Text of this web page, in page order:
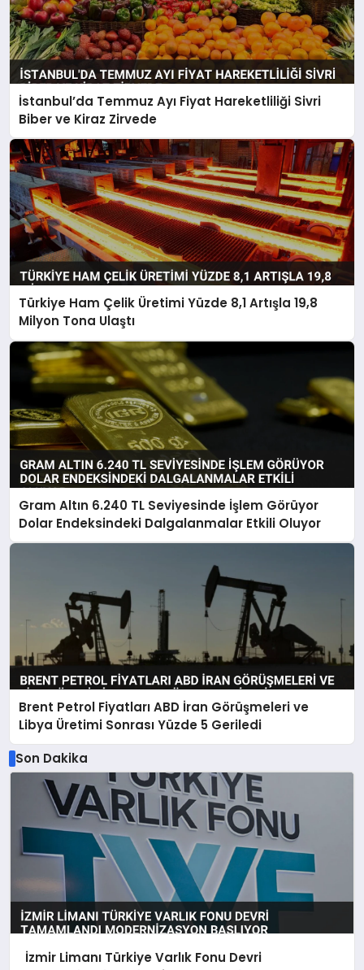
İstanbul’da Temmuz Ayı Fiyat Hareketliliği Sivri
Biber ve Kiraz Zirvede
Türkiye Ham Çelik Üretimi Yüzde 8,1 Artışla 19,8
Milyon Tona Ulaştı
Gram Altın 6.240 TL Seviyesinde İşlem Görüyor
Dolar Endeksindeki Dalgalanmalar Etkili Oluyor
Brent Petrol Fiyatları ABD İran Görüşmeleri ve
Libya Üretimi Sonrası Yüzde 5 Geriledi
Son Dakika
İzmir Limanı Türkiye Varlık Fonu Devri